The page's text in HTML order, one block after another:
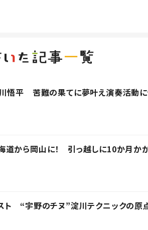
悟平 苦難の果てに夢叶え演奏活動
道から岡山に！ 引っ越しに10か月か
ト “宇野のチヌ”淀川テクニックの原